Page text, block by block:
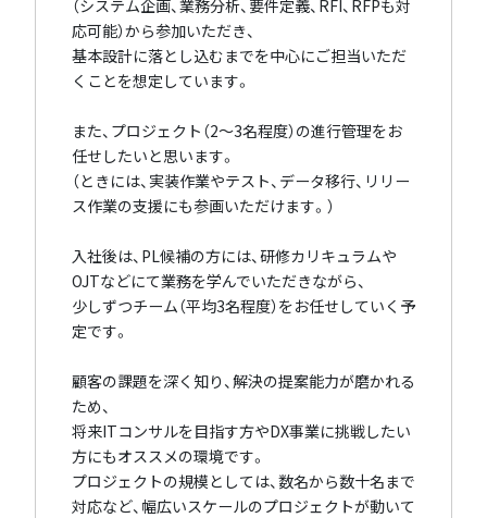
（システム企画、業務分析、要件定義、RFI、RFPも対
応可能）から参加いただき、
基本設計に落とし込むまでを中心にご担当いただ
くことを想定しています。
また、プロジェクト（2〜3名程度）の進行管理をお
任せしたいと思います。
（ときには、実装作業やテスト、データ移行、リリー
ス作業の支援にも参画いただけます。）
入社後は、PL候補の方には、研修カリキュラムや
OJTなどにて業務を学んでいただきながら、
少しずつチーム（平均3名程度）をお任せしていく予
定です。
顧客の課題を深く知り、解決の提案能力が磨かれる
ため、
将来ITコンサルを目指す方やDX事業に挑戦したい
方にもオススメの環境です。
プロジェクトの規模としては、数名から数十名まで
対応など、幅広いスケールのプロジェクトが動いて